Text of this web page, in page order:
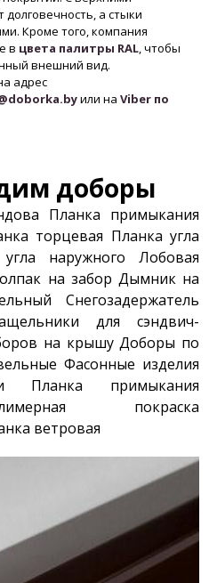
а стыки
Кроме того, компания
в цвета палитры RAL, чтобы
внешний вид.
адрес
или на Viber по
доборы
Планка примыкания
торцевая Планка угла
наружного
Лобовая
на забор Дымник на
Снегозадержатель
для сэндвич-
на крышу Доборы по
Фасонные изделия
Планка примыкания
покраска
ветровая